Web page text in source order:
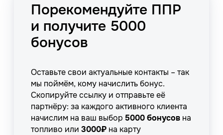
Порекомендуйте ППР
и получите 5000
бонусов
Оставьте свои актуальные контакты – так
мы поймём, кому начислить бонус.
Скопируйте ссылку и отправьте её
партнёру: за каждого активного клиента
начислим на ваш выбор 5000 бонусов на
топливо или 3000₽ на карту